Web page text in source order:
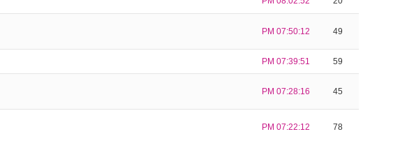
PM 07:50:12 49
PM 07:39:51 59
PM 07:28:16 45
PM 07:22:12 78